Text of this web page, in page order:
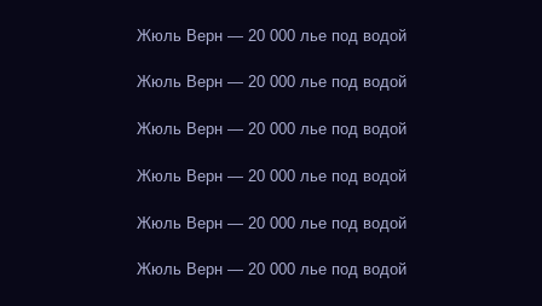
Жюль Верн — 20 000 лье под водой
Жюль Верн — 20 000 лье под водой
Жюль Верн — 20 000 лье под водой
Жюль Верн — 20 000 лье под водой
Жюль Верн — 20 000 лье под водой
Жюль Верн — 20 000 лье под водой